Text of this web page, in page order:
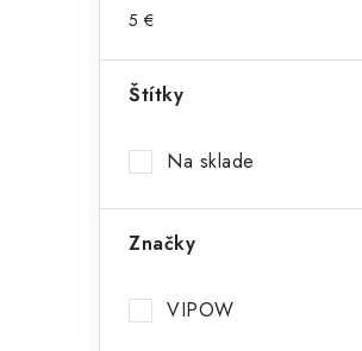
5 €
Štítky
Na sklade
Značky
VIPOW